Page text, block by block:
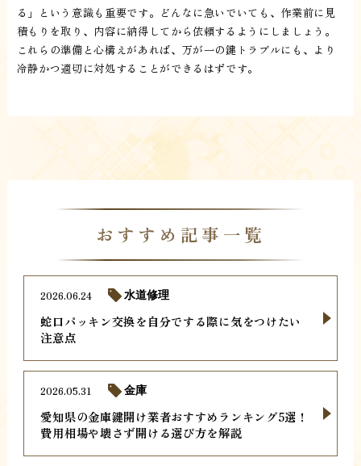
る」という意識も重要です。どんなに急いでいても、作業前に見
積もりを取り、内容に納得してから依頼するようにしましょう。
これらの準備と心構えがあれば、万が一の鍵トラブルにも、より
冷静かつ適切に対処することができるはずです。
おすすめ記事一覧
蛇口パッキン交換を自分でする際に気をつけたい
注意点
2026.06.24 水道修理
愛知県の金庫鍵開け業者おすすめランキング5選！
費用相場や壊さず開ける選び方を解説
2026.05.31 金庫